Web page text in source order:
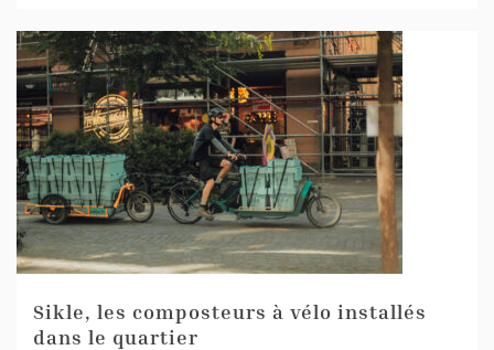
Sikle, les composteurs à vélo installés
dans le quartier